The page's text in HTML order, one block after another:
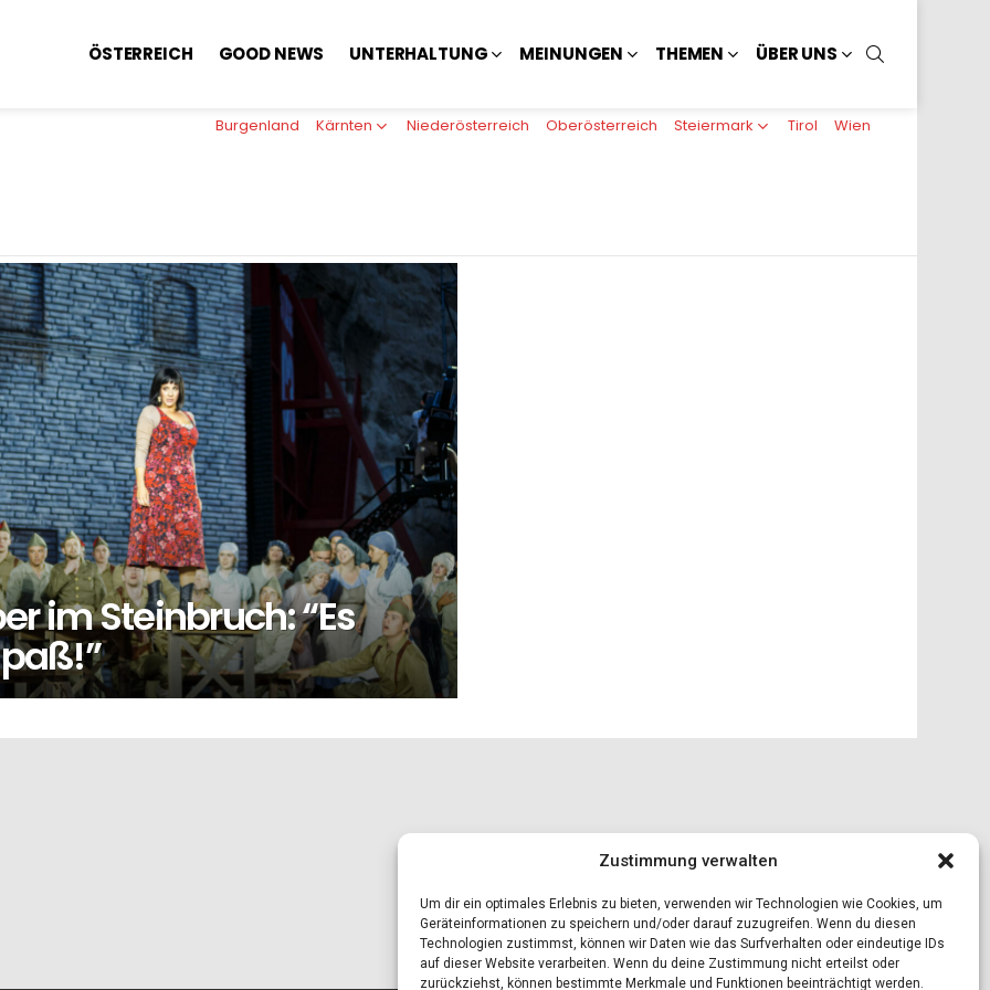
Zustimmung verwalten
Um dir ein optimales Erlebnis zu bieten, verwenden wir Technologien wie Cookies, um
Geräteinformationen zu speichern und/oder darauf zuzugreifen. Wenn du diesen
Technologien zustimmst, können wir Daten wie das Surfverhalten oder eindeutige IDs
auf dieser Website verarbeiten. Wenn du deine Zustimmung nicht erteilst oder
zurückziehst, können bestimmte Merkmale und Funktionen beeinträchtigt werden.
ÖSTERREICH GOOD NEWS UNTERHALTUNG MEINUNGEN THEMEN ÜBER UNS
Burgenland Kärnten Niederösterreich Oberösterreich Steiermark Tirol Wien
im Steinbruch: “Es